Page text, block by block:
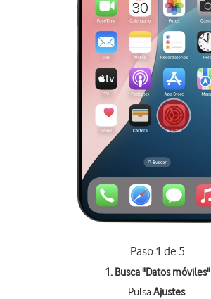
Paso 1 de 5
1. Busca "Datos móviles"
PulsaAjustes.